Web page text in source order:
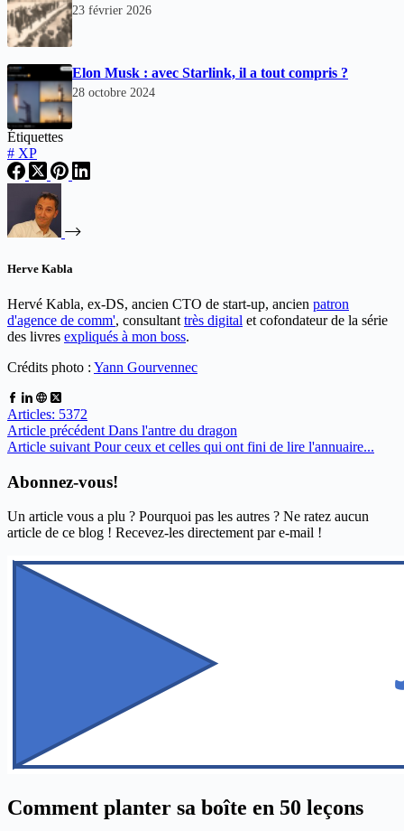
23 février 2026
Elon Musk : avec Starlink, il a tout compris ?
28 octobre 2024
Étiquettes
# XP
Herve Kabla
Hervé Kabla, ex-DS, ancien CTO de start-up, ancien patron
d'agence de comm', consultant très digital et cofondateur de la série
des livres expliqués à mon boss.
Crédits photo : Yann Gourvennec
Articles: 5372
Article précédent Dans l'antre du dragon
Article suivant Pour ceux et celles qui ont fini de lire l'annuaire...
Abonnez-vous!
Un article vous a plu ? Pourquoi pas les autres ? Ne ratez aucun
article de ce blog ! Recevez-les directement par e-mail !
Comment planter sa boîte en 50 leçons